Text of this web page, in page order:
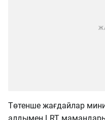
Төтенше жағдайлар